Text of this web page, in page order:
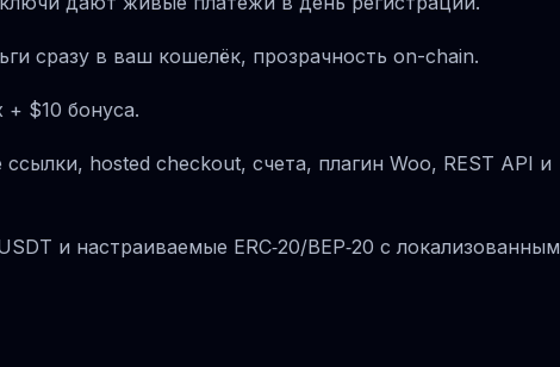
сразу в ваш кошелёк, прозрачность on-chain.
+ $10 бонуса.
hosted checkout, счета, плагин Woo, REST API и
и настраиваемые ERC‑20/BEP‑20 c локализованным